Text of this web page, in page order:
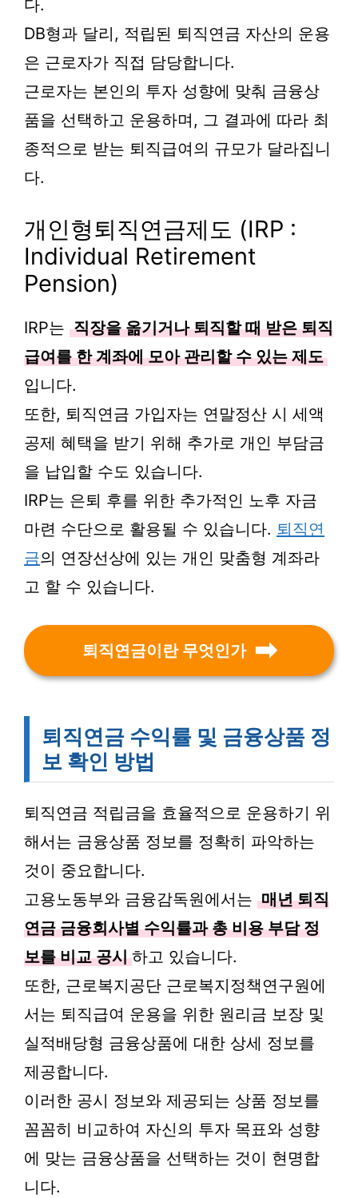
다.
DB형과 달리, 적립된 퇴직연금 자산의 운용
은 근로자가 직접 담당합니다.
근로자는 본인의 투자 성향에 맞춰 금융상
품을 선택하고 운용하며, 그 결과에 따라 최
종적으로 받는 퇴직급여의 규모가 달라집니
다.
개인형퇴직연금제도 (IRP :
Individual Retirement
Pension)
IRP는 직장을 옮기거나 퇴직할 때 받은 퇴직
급여를 한 계좌에 모아 관리할 수 있는 제도
입니다.
또한, 퇴직연금 가입자는 연말정산 시 세액
공제 혜택을 받기 위해 추가로 개인 부담금
을 납입할 수도 있습니다.
IRP는 은퇴 후를 위한 추가적인 노후 자금
마련 수단으로 활용될 수 있습니다. 퇴직연
금의 연장선상에 있는 개인 맞춤형 계좌라
고 할 수 있습니다.
퇴직연금이란 무엇인가
퇴직연금 수익률 및 금융상품 정
보 확인 방법
퇴직연금 적립금을 효율적으로 운용하기 위
해서는 금융상품 정보를 정확히 파악하는
것이 중요합니다.
고용노동부와 금융감독원에서는 매년 퇴직
연금 금융회사별 수익률과 총 비용 부담 정
보를 비교 공시 하고 있습니다.
또한, 근로복지공단 근로복지정책연구원에
서는 퇴직급여 운용을 위한 원리금 보장 및
실적배당형 금융상품에 대한 상세 정보를
제공합니다.
이러한 공시 정보와 제공되는 상품 정보를
꼼꼼히 비교하여 자신의 투자 목표와 성향
에 맞는 금융상품을 선택하는 것이 현명합
니다.